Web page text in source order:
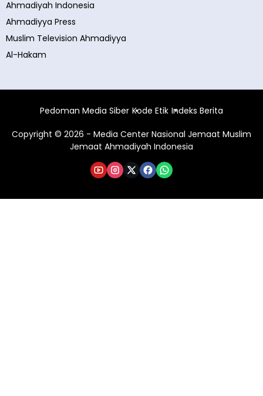
Ahmadiyah Indonesia
Ahmadiyya Press
Muslim Television Ahmadiyya
Al-Hakam
Pedoman Media Siber Kode Etik Indeks Berita
Copyright © 2026 - Media Center Nasional Jemaat Muslim
Jemaat Ahmadiyah Indonesia